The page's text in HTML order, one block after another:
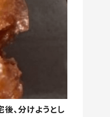
、分けようとし